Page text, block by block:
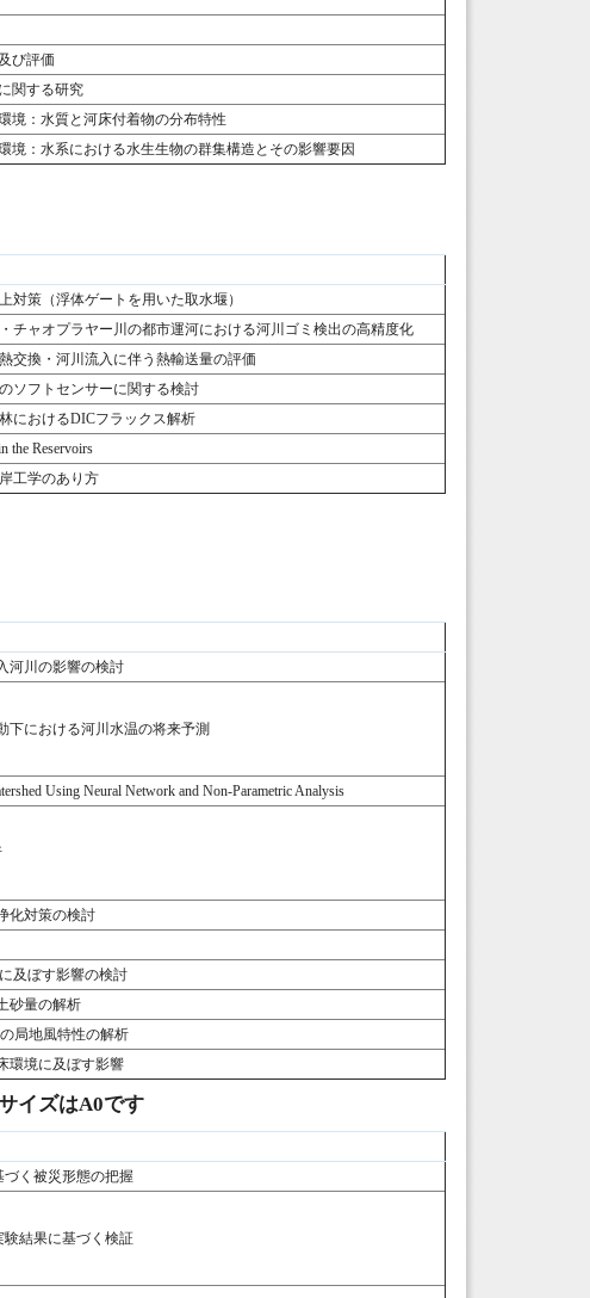
び評価
関する研究
境：水質と河床付着物の分布特性
境：水系における水生生物の群集構造とその影響要因
対策（浮体ゲートを用いた取水堰）
チャオプラヤー川の都市運河における河川ゴミ検出の高精度化
交換・河川流入に伴う熱輸送量の評価
ソフトセンサーに関する検討
におけるDICフラックス解析
the Reservoirs
工学のあり方
河川の影響の検討
下における河川水温の将来予測
Using Neural Network and Non-Parametric Analysis
化対策の検討
及ぼす影響の検討
砂量の解析
局地風特性の解析
環境に及ぼす影響
イズはA0です
く被災形態の把握
結果に基づく検証